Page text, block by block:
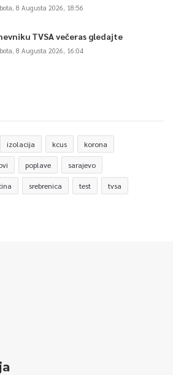
8 Augusta 2026, 18:56
TVSA večeras gledajte
8 Augusta 2026, 16:04
izolacija kcus korona
poplave sarajevo
srebrenica test tvsa